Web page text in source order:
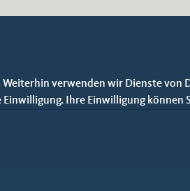
verwenden wir Dienste
Ihre Einwilligung